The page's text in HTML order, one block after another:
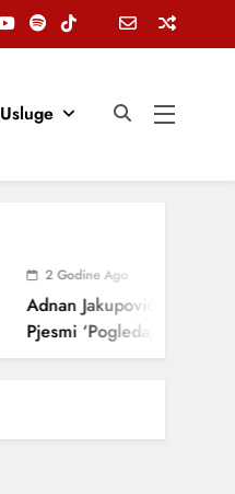
Usluge
2 Godine Ago
Adnan Jakupović Donosi
Pjesmi ‘Pogledaj Me’